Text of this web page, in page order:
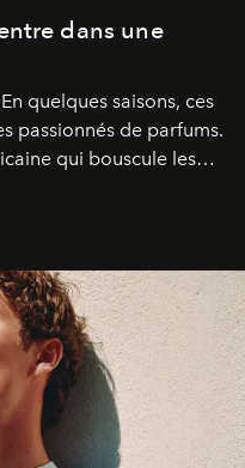
dans une
En quelques saisons, ces
passionnés de parfums.
qui bouscule les
en proposant
personnelle :